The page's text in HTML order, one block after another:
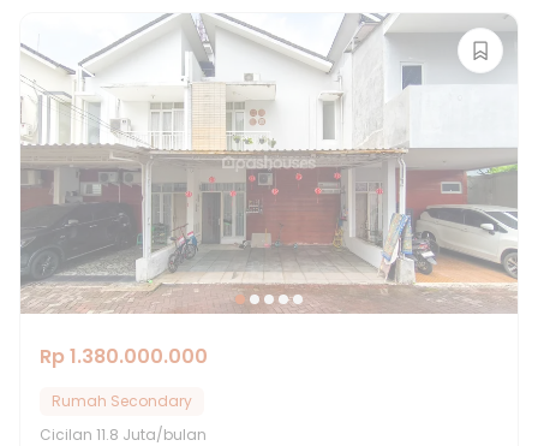
Rp 1.380.000.000
Rumah Secondary
Cicilan 11.8 Juta/bulan